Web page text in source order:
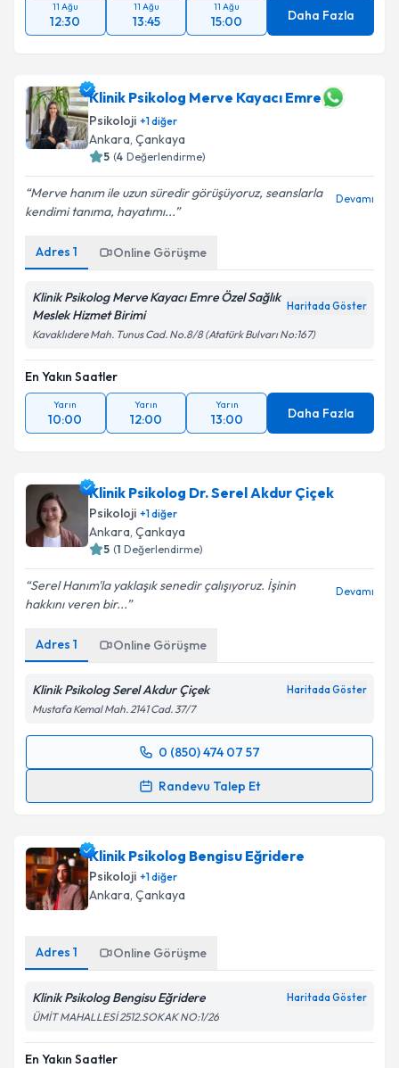
11 Ağu
12:30
11 Ağu
13:45
11 Ağu
15:00 Daha Fazla
Klinik Psikolog Merve Kayacı Emre
Psikoloji +1diğer
Ankara, Çankaya
5 (4 Değerlendirme)
Merve hanım ile uzun süredir görüşüyoruz, seanslarla
kendimi tanıma, hayatımı...
Devamı
Adres 1 Online Görüşme
Klinik Psikolog Merve Kayacı Emre Özel Sağlık
Meslek Hizmet Birimi
Haritada Göster
Kavaklıdere Mah. Tunus Cad. No.8/8 (Atatürk Bulvarı No:167)
En Yakın Saatler
Yarın
10:00
Yarın
12:00
Yarın
13:00 Daha Fazla
Klinik Psikolog Dr. Serel Akdur Çiçek
Psikoloji +1diğer
Ankara, Çankaya
5 (1 Değerlendirme)
Serel Hanım'la yaklaşık senedir çalışıyoruz. İşinin
hakkını veren bir...
Devamı
Adres 1 Online Görüşme
Klinik Psikolog Serel Akdur Çiçek Haritada Göster
Mustafa Kemal Mah. 2141 Cad. 37/7
0 (850) 474 07 57
Randevu Talep Et
Randevu Takvimi Talebi
almanız için bir takvim hazırlandığında e-posta ile
bilgilendireceğiz.
E-posta Adresiniz
Kişisel verilerimin işlenmesine ilişkin
Aydınlatma
Metni'ni okudum ve kişisel verilerimin belirtilen
Klinik Psikolog Bengisu Eğridere
Psikoloji +1diğer
Ankara, Çankaya
Adres 1 Online Görüşme
Klinik Psikolog Bengisu Eğridere Haritada Göster
ÜMİT MAHALLESİ 2512.SOKAK NO:1/26
En Yakın Saatler